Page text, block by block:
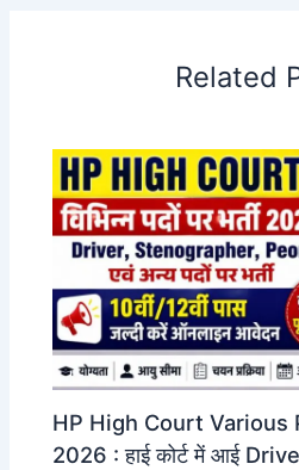
Related
HP High Court Various
2026 : हाई कोर्ट में आई